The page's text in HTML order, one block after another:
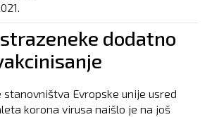
dodatno
Evropske unije usred
korona virusa naišlo je na još